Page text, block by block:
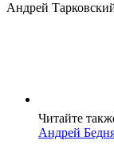
Андрей
Читайте
Андрей